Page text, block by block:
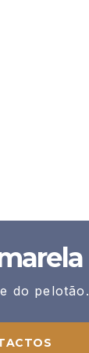
do pelotão.